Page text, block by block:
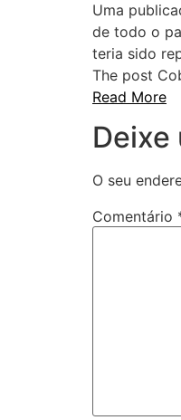
Uma
de todo o
teria sido
The post
Read More
Deixe
O seu
Comentário